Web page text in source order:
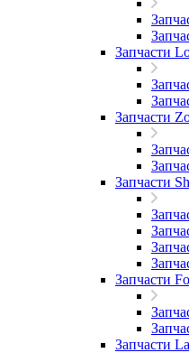
Запчасти
Запчасти
Запчасти
Запчасти
Запчасти